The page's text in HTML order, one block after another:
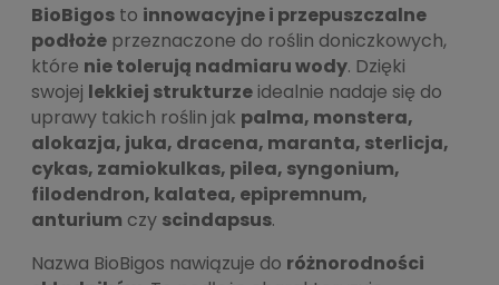
BioBigos to innowacyjne i przepuszczalne
podłoże przeznaczone do roślin doniczkowych,
które nie tolerują nadmiaru wody. Dzięki
swojej lekkiej strukturzeidealnie nadaje się do
uprawy takich roślin jak palma, monstera,
alokazja, juka, dracena, maranta, sterlicja,
cykas, zamiokulkas, pilea, syngonium,
filodendron, kalatea, epipremnum,
anturium czy scindapsus.
Nazwa BioBigos nawiązuje do różnorodności